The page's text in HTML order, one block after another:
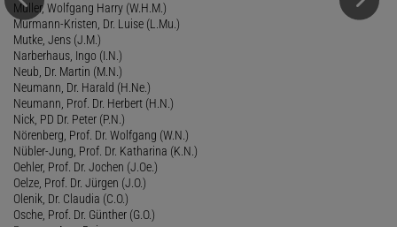
Müller, Wolfgang Harry (W.H.M.)
Murmann-Kristen, Dr. Luise (L.Mu.)
Mutke, Jens (J.M.)
Narberhaus, Ingo (I.N.)
Neub, Dr. Martin (M.N.)
Neumann, Dr. Harald (H.Ne.)
Neumann, Prof. Dr. Herbert (H.N.)
Nick, PD Dr. Peter (P.N.)
Nörenberg, Prof. Dr. Wolfgang (W.N.)
Nübler-Jung, Prof. Dr. Katharina (K.N.)
Oehler, Prof. Dr. Jochen (J.Oe.)
Oelze, Prof. Dr. Jürgen (J.O.)
Olenik, Dr. Claudia (C.O.)
Osche, Prof. Dr. Günther (G.O.)